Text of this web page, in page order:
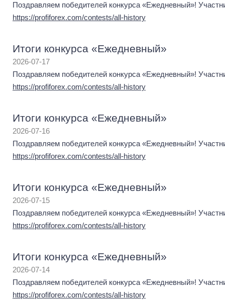
Поздравляем победителей конкурса «Ежедневный»!
https://profiforex.com/contests/all-history
Итоги конкурса «Ежедневный»
2026-07-17
Поздравляем победителей конкурса «Ежедневный»!
https://profiforex.com/contests/all-history
Итоги конкурса «Ежедневный»
2026-07-16
Поздравляем победителей конкурса «Ежедневный»!
https://profiforex.com/contests/all-history
Итоги конкурса «Ежедневный»
2026-07-15
Поздравляем победителей конкурса «Ежедневный»!
https://profiforex.com/contests/all-history
Итоги конкурса «Ежедневный»
2026-07-14
Поздравляем победителей конкурса «Ежедневный»!
https://profiforex.com/contests/all-history